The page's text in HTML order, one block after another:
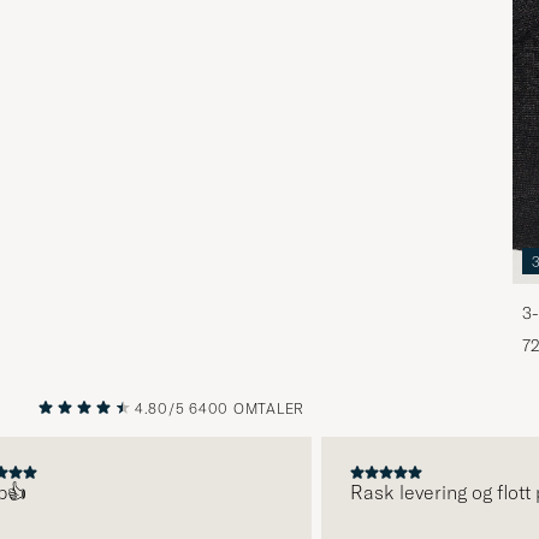
NESTE
4.80/5 6400 OMTALER
Rask levering og flott